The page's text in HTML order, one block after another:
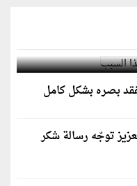
السبب
بصره بشكل كامل
توجّه رسالة شكر